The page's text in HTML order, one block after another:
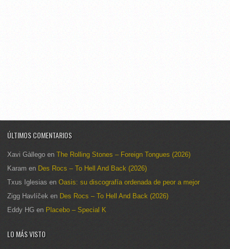
ÚLTIMOS COMENTARIOS
Xavi Gàllego en The Rolling Stones – Foreign Tongues (2026)
Karam en Des Rocs – To Hell And Back (2026)
Txus Iglesias en Oasis: su discografía ordenada de peor a mejor
Zigg Havlíček en Des Rocs – To Hell And Back (2026)
Eddy HG en Placebo – Special K
LO MÁS VISTO